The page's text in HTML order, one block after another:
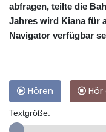
abfragen, teilte die
Jahres wird Kiana für
Navigator verfügbar
Hören
Textgröße: